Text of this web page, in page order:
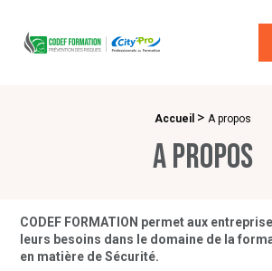
Accueil > A propos
A propos
CODEF FORMATION permet aux
leurs besoins dans le domaine de la
en matière de Sécurité.